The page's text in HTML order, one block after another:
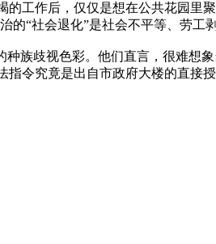
工作后，仅仅是想在公共花园里
的“社会退化”是社会不平等、劳工
族歧视色彩。他们直言，很难想
令究竟是出自市政府大楼的直接